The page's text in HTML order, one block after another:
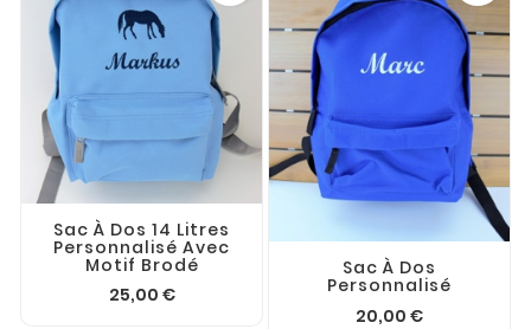
Sac À Dos 14 Litres
Personnalisé Avec
Motif Brodé
25,00 €
Sac À Dos
Personnalisé
20,00 €